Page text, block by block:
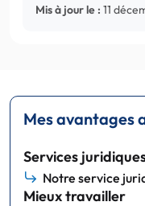
Mis à jour le : 11
Mes avantages
Services
Notre service
Mieux travailler